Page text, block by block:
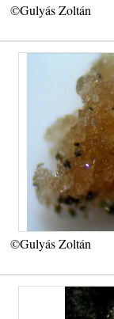
©Gulyás Zoltán
©Gulyás Zoltán